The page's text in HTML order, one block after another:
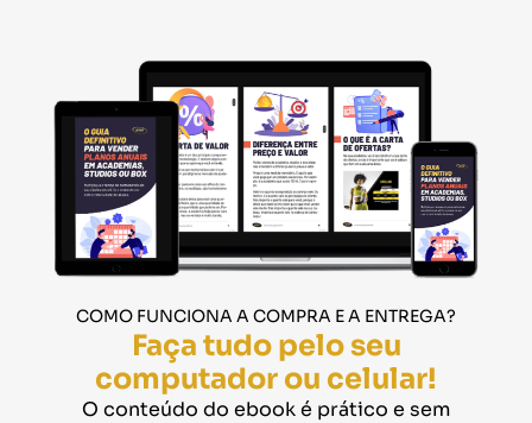
COMO FUNCIONA A COMPRA E A ENTREGA?
Faça tudo pelo seu
computador ou celular!
O conteúdo do ebook é prático e sem